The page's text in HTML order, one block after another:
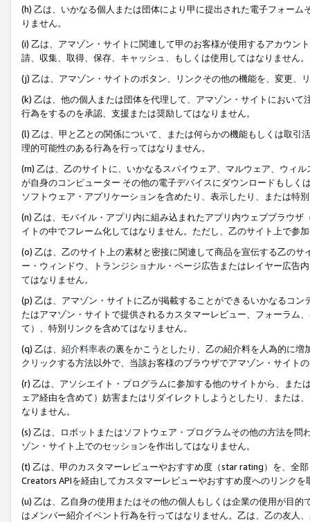
(h) 乙は、いかなる個人または団体により甲に提出された電子フォー
りません。
(i) 乙は、アマゾン・サイトに関連して甲のお客様が使用するアカウン
請、収集、取得、保存、キャッシュ、もしくは使用してはなりません。
(j) 乙は、アマゾン・サイトのボタン、リンクその他の機能を、変更、
(k) 乙は、他の個人または団体を代理して、アマゾン・サイトにおい
行為をするのを承認、支援または奨励してはなりません。
(l) 乙は、甲と乙との関係について、または何らかの機能もしくは取
理的可能性のある行為を行ってはなりません。
(m) 乙は、乙のサイトに、いかなるスパイウェア、マルウェア、ウィ
が自身のコンピューター その他の電子デバイスにダウンロードもし
ソフトウェア・アプリケーションを含めたり、表示したり、または特
(n) 乙は、モバイル・アプリ内に組み込まれたアプリ内ウェブブラウ
イトの中でフレーム化してはなりません。ただし、乙のサイト上で参
(o) 乙は、乙のサイト上の素材と密接に関連して商品を宣伝する乙の
ー・ウィンドウ、トランジショナル・ページ広告またはレイヤー広告
てはなりません。
(p) 乙は、アマゾン・サイトに乙が掲載することができるいかなるコ
たはアマゾン・サイトで提供されるカスタマーレビュー、フォーラム
て）、特別リンクを含めてはなりません。
(q) 乙は、 紹介料率表の裏をかこうとしたり、乙の紹介料を人為的に
クリックする方法以外で、当該お客様のブラウザでアマゾン・サイト
(r) 乙は、アソシエイト・プログラムに参加する他のサイトから、ま
ェア経由を含めて）妨害またはリダイレクトしようとしたり、または
なりません。
(s) 乙は、ロボットまたはソフトウェア・プログラムその他の方法を
ゾン・サイト上でのセッションを作出してはなりません。
(t) 乙は、甲のカスタマーレビューやおすすめ度（star rating）を、全
Creators APIを経由してカスタマーレビューやおすすめ度へのリンクを
(u) 乙は、乙自身の使用またはその他の個人もしくは企業の使用が目
はメンバー紹介イベント行為を行ってはなりません。乙は、乙の友人